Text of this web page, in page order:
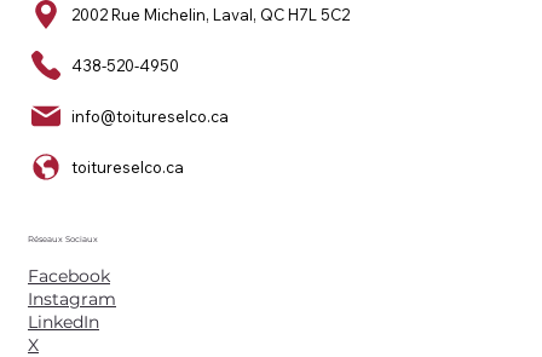
2002 Rue Michelin, Laval, QC H7L 5C2
438-520-4950
info@toitureselco.ca
toitureselco.ca
Réseaux Sociaux
Facebook
Instagram
LinkedIn
X